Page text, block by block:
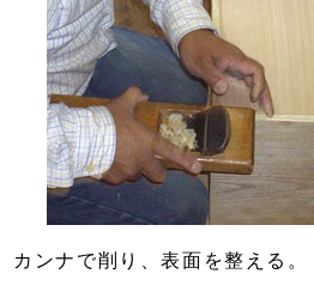
カンナで削り、表面を整える。